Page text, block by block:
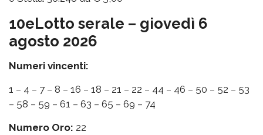
10eLotto serale – giovedì 6
agosto 2026
Numeri vincenti:
1 – 4 – 7 – 8 – 16 – 18 – 21 – 22 – 44 – 46 – 50 – 52 – 53
– 58 – 59 – 61 – 63 – 65 – 69 – 74
Numero Oro: 22